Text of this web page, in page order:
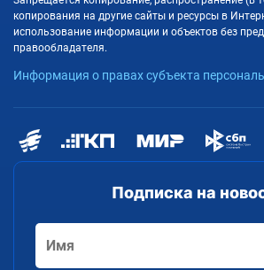
Подписка на
копирования на другие сайты и ресурсы в
использование информации и объектов без
правообладателя.
Информация о правах субъекта